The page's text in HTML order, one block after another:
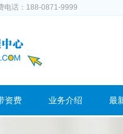
电话：188-0871-9999
资费 业务介绍 最